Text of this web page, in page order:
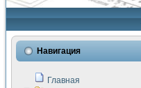
Навигация
Главная